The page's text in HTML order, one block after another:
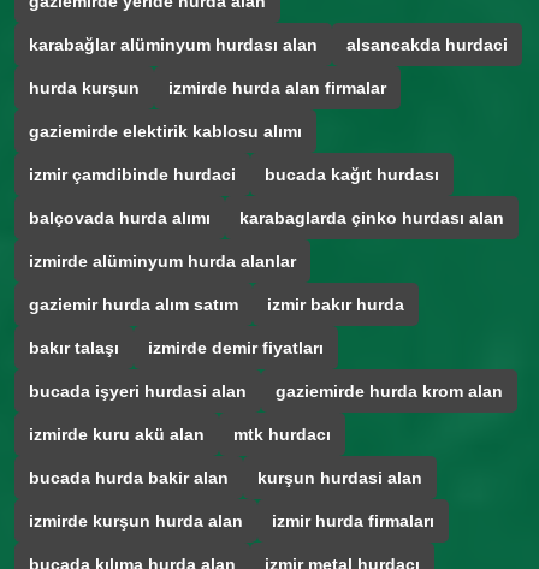
karabağlar alüminyum hurdası alan alsancakda hurdaci
hurda kurşun izmirde hurda alan firmalar
gaziemirde elektirik kablosu alımı
izmir çamdibinde hurdaci bucada kağıt hurdası
balçovada hurda alımı karabaglarda çinko hurdası alan
izmirde alüminyum hurda alanlar
gaziemir hurda alım satım izmir bakır hurda
bakır talaşı izmirde demir fiyatları
bucada işyeri hurdasi alan gaziemirde hurda krom alan
izmirde kuru akü alan mtk hurdacı
bucada hurda bakir alan kurşun hurdasi alan
izmirde kurşun hurda alan izmir hurda firmaları
bucada kılıma hurda alan izmir metal hurdacı